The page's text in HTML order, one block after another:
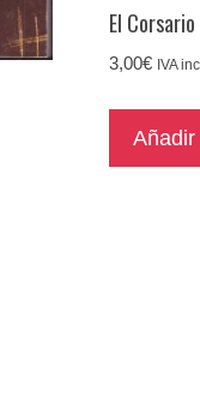
El
3,00€ IVA